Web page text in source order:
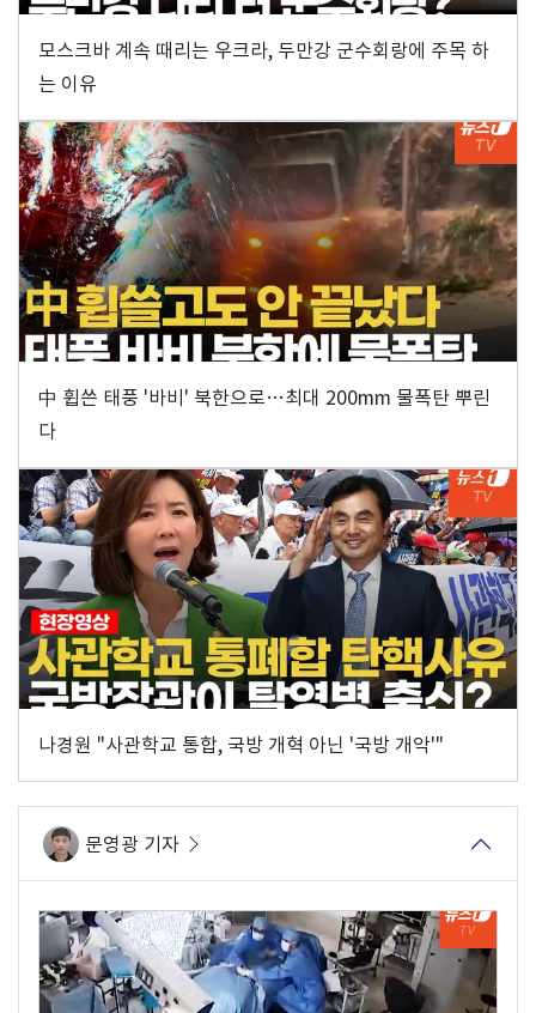
모스크바 계속 때리는 우크라, 두만강 군수회랑에 주목 하
는 이유
中 휩쓴 태풍 '바비' 북한으로…최대 200mm 물폭탄 뿌린
다
나경원 "사관학교 통합, 국방 개혁 아닌 '국방 개악'"
문영광 기자